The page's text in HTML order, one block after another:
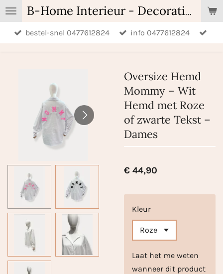
Ga
direct
naar
B-Home Interieur - Decoratie & Geschenken - Geurartikelen
bestel-snel 0477612824 info 0477612824
Oversize Hemd
Mommy – Wit
Hemd met Roze
of zwarte Tekst –
Dames
€ 44,90
Kleur
Laat het me weten
wanneer dit product